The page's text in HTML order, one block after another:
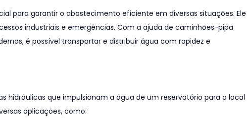
para garantir o abastecimento eficiente em diversas situações. Ele
industriais e emergências. Com a ajuda de caminhões-pipa
é possível transportar e distribuir água com rapidez e
hidráulicas que impulsionam a água de um reservatório para o local
aplicações, como: